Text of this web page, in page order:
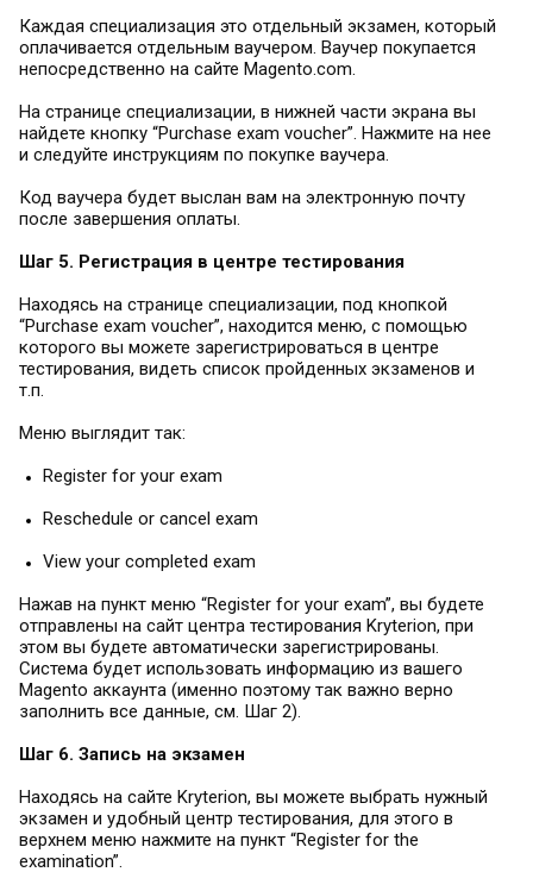
Каждая специализация это отдельный экзамен, который
оплачивается отдельным ваучером. Ваучер покупается
непосредственно на сайте Magento.com.
На странице специализации, в нижней части экрана вы
найдете кнопку “Purchase exam voucher”. Нажмите на нее
и следуйте инструкциям по покупке ваучера.
Код ваучера будет выслан вам на электронную почту
после завершения оплаты.
Шаг 5. Регистрация в центре тестирования
Находясь на странице специализации, под кнопкой
“Purchase exam voucher”, находится меню, с помощью
которого вы можете зарегистрироваться в центре
тестирования, видеть список пройденных экзаменов и
т.п.
Меню выглядит так:
Register for your exam
Reschedule or cancel exam
View your completed exam
Нажав на пункт меню “Register for your exam”, вы будете
отправлены на сайт центра тестирования Kryterion, при
этом вы будете автоматически зарегистрированы.
Система будет использовать информацию из вашего
Magento аккаунта (именно поэтому так важно верно
заполнить все данные, см. Шаг 2).
Шаг 6. Запись на экзамен
Находясь на сайте Kryterion, вы можете выбрать нужный
экзамен и удобный центр тестирования, для этого в
верхнем меню нажмите на пункт “Register for the
examination”.